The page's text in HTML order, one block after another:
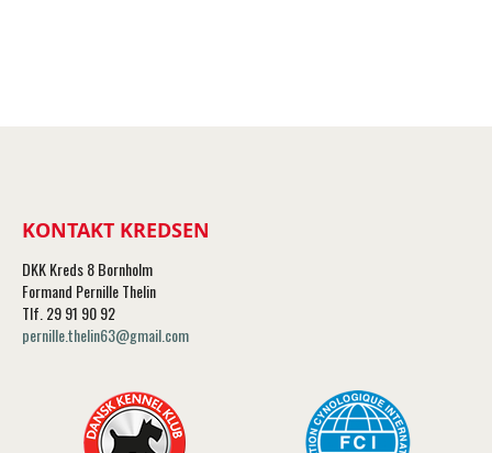
KONTAKT KREDSEN
DKK Kreds 8 Bornholm
Formand Pernille Thelin
Tlf. 29 91 90 92
pernille.thelin63@gmail.com